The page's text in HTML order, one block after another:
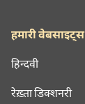
हमारी वेबसाइट्स
हिन्दवी
रेख़्ता डिक्शनरी